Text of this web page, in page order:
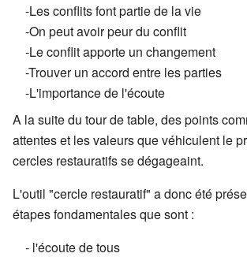
-Les conflits font partie de la vie
-On peut avoir peur du conflit
-Le conflit apporte un changement
-Trouver un accord entre les parties
-L'importance de l'écoute
A la suite du tour de table, des points
attentes et les valeurs que véhiculent le
cercles restauratifs se dégageaint.
L'outil "cercle restauratif" a donc été
étapes fondamentales que sont :
- l'écoute de tous